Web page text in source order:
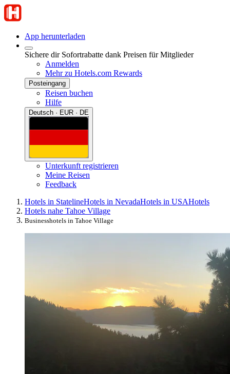
App herunterladen
Sichere dir Sofortrabatte dank Preisen für Mitglieder
Anmelden
Mehr zu Hotels.com Rewards
Posteingang
Reisen buchen
Hilfe
Deutsch · EUR · DE
Unterkunft registrieren
Meine Reisen
Feedback
Hotels in StatelineHotels in NevadaHotels in USAHotels
Hotels nahe Tahoe Village
Businesshotels in Tahoe Village